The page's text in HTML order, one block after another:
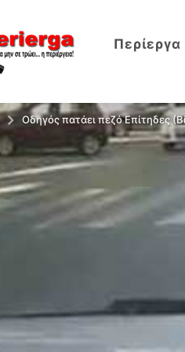
Περίεργα
Οδηγός πατάει πεζό Επίτηδες